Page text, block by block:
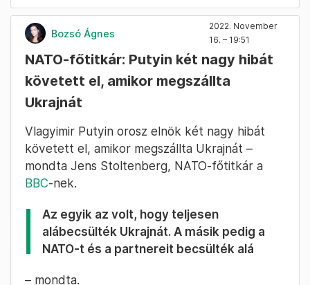
Bozsó Ágnes
2022. November
16. – 19:51
NATO-főtitkár: Putyin két nagy hibát
követett el, amikor megszállta
Ukrajnát
Vlagyimir Putyin orosz elnök két nagy hibát
követett el, amikor megszállta Ukrajnát –
mondta Jens Stoltenberg, NATO-főtitkár a
BBC-nek.
Az egyik az volt, hogy teljesen
alábecsülték Ukrajnát. A másik pedig a
NATO-t és a partnereit becsülték alá
– mondta.